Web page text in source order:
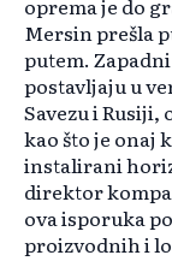
oprema je do
Mersin prešla
putem.
postavljaju u
Savezu i
kao što je onaj
instalirani
direktor
ova isporuka
proizvodnih i